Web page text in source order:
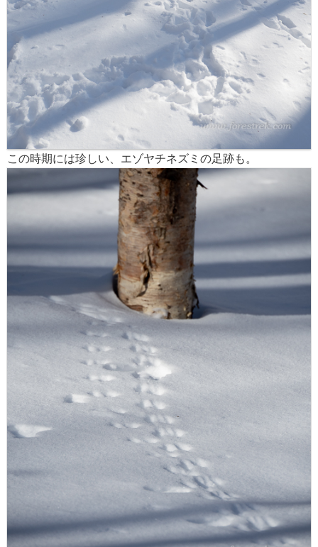
この時期には珍しい、エゾヤチネズミの足跡も。